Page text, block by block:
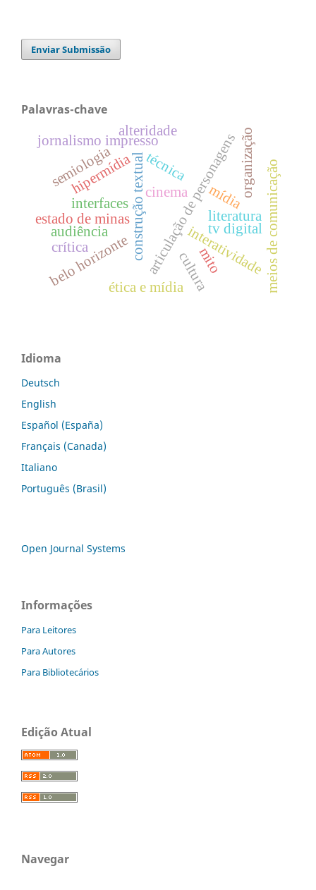
Enviar Submissão
Palavras-chave
cinema
literatura
construção textualarticulação de personagens
interfaces
hipermídia
interatividade
jornalismo impresso
técnica
estado de minas
belo horizonte
semiologia
culturamito meios de comunicação
ética e mídia
tv digital
audiência
organização
alteridade
crítica
mídia
Idioma
Deutsch
English
Español (España)
Français (Canada)
Italiano
Português (Brasil)
Open Journal Systems
Informações
Para Leitores
Para Autores
Para Bibliotecários
Edição Atual
Navegar